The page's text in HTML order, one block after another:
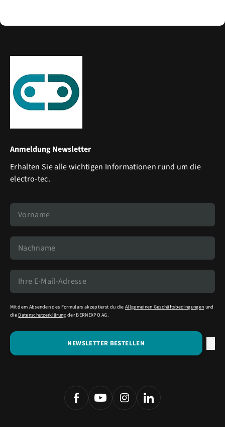
Anmeldung Newsletter
Erhalten Sie alle wichtigen Informationen rund um die
electro-tec.
Mit dem Absenden des Formulars akzeptierst du dieAllgemeinen Geschäftsbedingungen und
die Datenschutzerklärung der BERNEXPO AG.